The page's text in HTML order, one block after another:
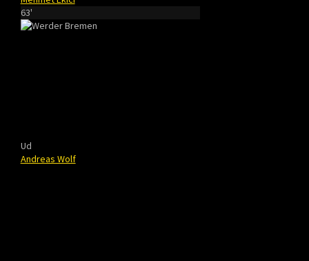
63'
Ud
Andreas Wolf